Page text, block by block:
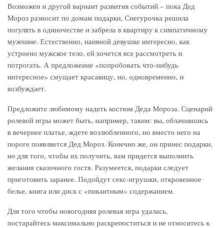
Возможен и другой вариант развития событий – пока Дед
Мороз разносит по домам подарки, Снегурочка решила
погулять в одиночестве и забрела в квартиру к симпатичному
мужчине. Естественно, наивной девушке интересно, как
устроено мужское тело, ей хочется все рассмотреть и
потрогать. А предложение «попробовать что-нибудь
интересное» смущает красавицу, но, одновременно, и
возбуждает.
Предложите любимому надеть костюм Деда Мороза. Сценарий
ролевой игры может быть, например, таким: вы, облачившись
в вечернее платье, ждете возлюбленного, но вместо него на
пороге появляется Дед Мороз. Конечно же, он принес подарки,
но для того, чтобы их получить, вам придется выполнить
желания сказочного гостя. Разумеется, подарки следует
приготовить заранее. Подойдут секс-игрушки, откровенное
белье, книга или диск с «пикантным» содержанием.
Для того чтобы новогодняя ролевая игра удалась,
постарайтесь максимально раскрепоститься и не относитесь к